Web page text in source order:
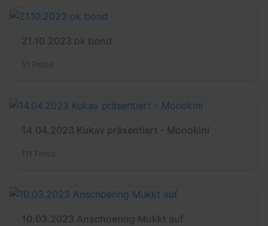
21.10.2023 ok bond
51 Fotos
14.04.2023 Kukav präsentiert - Monokini
111 Fotos
10.03.2023 Anschoering Mukkt auf